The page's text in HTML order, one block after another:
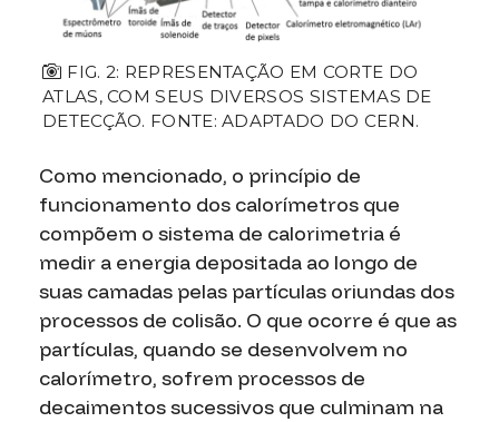
FIG. 2: REPRESENTAÇÃO EM CORTE DO
ATLAS, COM SEUS DIVERSOS SISTEMAS DE
DETECÇÃO. FONTE: ADAPTADO DO CERN.
Como mencionado, o princípio de
funcionamento dos calorímetros que
compõem o sistema de calorimetria é
medir a energia depositada ao longo de
suas camadas pelas partículas oriundas dos
processos de colisão. O que ocorre é que as
partículas, quando se desenvolvem no
calorímetro, sofrem processos de
decaimentos sucessivos que culminam na